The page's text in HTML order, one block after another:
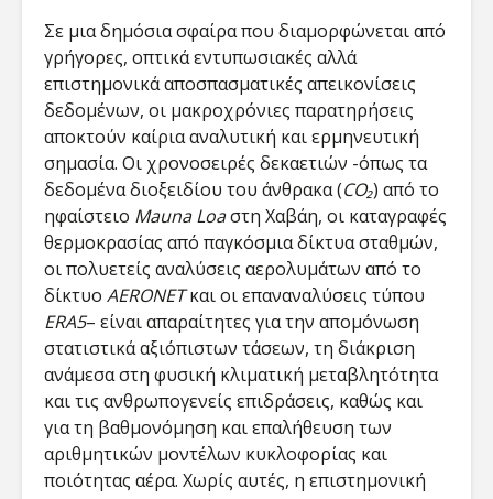
Σε μια δημόσια σφαίρα που διαμορφώνεται από
γρήγορες, οπτικά εντυπωσιακές αλλά
επιστημονικά αποσπασματικές απεικονίσεις
δεδομένων, οι μακροχρόνιες παρατηρήσεις
αποκτούν καίρια αναλυτική και ερμηνευτική
σημασία. Οι χρονοσειρές δεκαετιών -όπως τα
δεδομένα διοξειδίου του άνθρακα (CO₂) από το
ηφαίστειο Mauna Loaστη Χαβάη, οι καταγραφές
θερμοκρασίας από παγκόσμια δίκτυα σταθμών,
οι πολυετείς αναλύσεις αερολυμάτων από το
δίκτυο AERONETκαι οι επαναναλύσεις τύπου
ERA5– είναι απαραίτητες για την απομόνωση
στατιστικά αξιόπιστων τάσεων, τη διάκριση
ανάμεσα στη φυσική κλιματική μεταβλητότητα
και τις ανθρωπογενείς επιδράσεις, καθώς και
για τη βαθμονόμηση και επαλήθευση των
αριθμητικών μοντέλων κυκλοφορίας και
ποιότητας αέρα. Χωρίς αυτές, η επιστημονική